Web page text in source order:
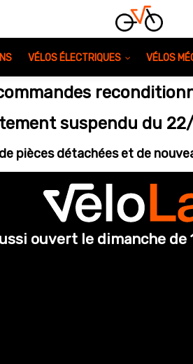
VÉLOS ÉLECTRIQUES VÉLOS
suspendu du
pièces détachées et de
ouvert le dimanche de